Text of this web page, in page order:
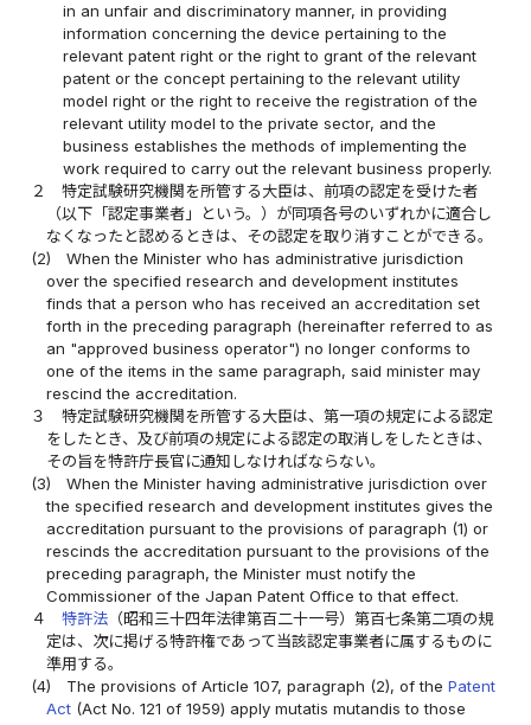
in an unfair and discriminatory manner, in providing
information concerning the device pertaining to the
relevant patent right or the right to grant of the relevant
patent or the concept pertaining to the relevant utility
model right or the right to receive the registration of the
relevant utility model to the private sector, and the
business establishes the methods of implementing the
work required to carry out the relevant business properly.
２
特定試験研究機関を所管する大臣は、前項の認定を受けた者
（以下「認定事業者」という。）が同項各号のいずれかに適合し
なくなったと認めるときは、その認定を取り消すことができる。
(2)
When the Minister who has administrative jurisdiction
over the specified research and development institutes
finds that a person who has received an accreditation set
forth in the preceding paragraph (hereinafter referred to as
an "approved business operator") no longer conforms to
one of the items in the same paragraph, said minister may
rescind the accreditation.
３
特定試験研究機関を所管する大臣は、第一項の規定による認定
をしたとき、及び前項の規定による認定の取消しをしたときは、
その旨を特許庁長官に通知しなければならない。
(3)
When the Minister having administrative jurisdiction over
the specified research and development institutes gives the
accreditation pursuant to the provisions of paragraph (1) or
rescinds the accreditation pursuant to the provisions of the
preceding paragraph, the Minister must notify the
Commissioner of the Japan Patent Office to that effect.
４
特許法 （昭和三十四年法律第百二十一号）第百七条第二項の規
定は、次に掲げる特許権であって当該認定事業者に属するものに
準用する。
(4)
The provisions of Article 107, paragraph (2), of thePatent
Act (Act No. 121 of 1959) apply mutatis mutandis to those